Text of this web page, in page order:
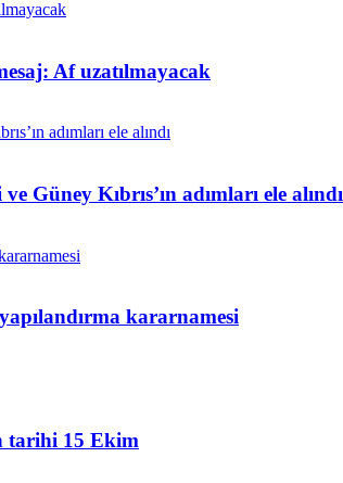
Af uzatılmayacak
Kıbrıs’ın adımları ele alındı
kararnamesi
tarihi 15 Ekim